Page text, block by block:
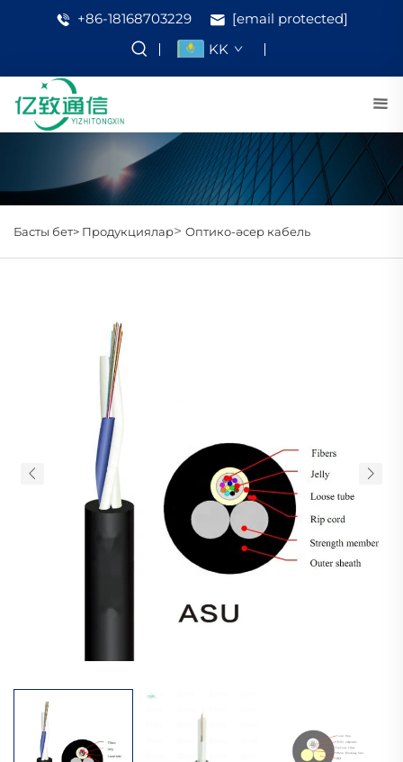
+86-18168703229
[email protected]
KK
Басты бет> Продукциялар> Оптико-әсер кабель